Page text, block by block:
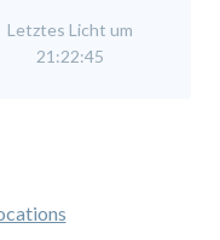
Letztes Licht um
21:22:45